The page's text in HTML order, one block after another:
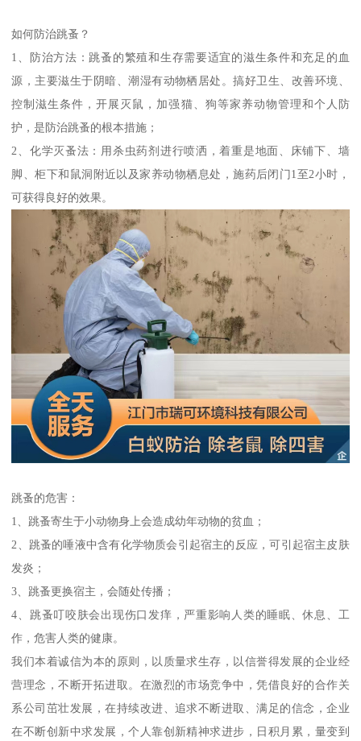
如何防治跳蚤？
1、防治方法：跳蚤的繁殖和生存需要适宜的滋生条件和充足的血
源，主要滋生于阴暗、潮湿有动物栖居处。搞好卫生、改善环境、
控制滋生条件，开展灭鼠，加强猫、狗等家养动物管理和个人防
护，是防治跳蚤的根本措施；
2、化学灭蚤法：用杀虫药剂进行喷洒，着重是地面、床铺下、墙
脚、柜下和鼠洞附近以及家养动物栖息处，施药后闭门1至2小时，
可获得良好的效果。
跳蚤的危害：
1、跳蚤寄生于小动物身上会造成幼年动物的贫血；
2、跳蚤的唾液中含有化学物质会引起宿主的反应，可引起宿主皮肤
发炎；
3、跳蚤更换宿主，会随处传播；
4、跳蚤叮咬肤会出现伤口发痒，严重影响人类的睡眠、休息、工
作，危害人类的健康。
我们本着诚信为本的原则，以质量求生存，以信誉得发展的企业经
营理念，不断开拓进取。在激烈的市场竞争中，凭借良好的合作关
系公司茁壮发展，在持续改进、追求不断进取、满足的信念，企业
在不断创新中求发展，个人靠创新精神求进步，日积月累，量变到